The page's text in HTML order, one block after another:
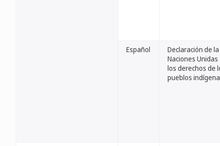
Español
Declaración de la
Naciones
los derechos de
pueblos